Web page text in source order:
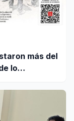
más del
lo